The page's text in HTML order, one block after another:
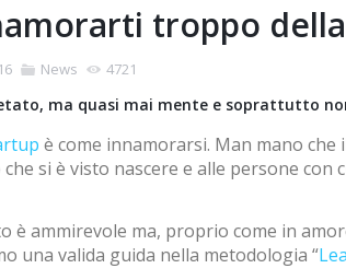
troppo
News 4721
ma quasi mai mente e soprattutto
è come innamorarsi. Man mano
si è visto nascere e alle persone
è ammirevole ma, proprio come in
una valida guida nella metodologia “